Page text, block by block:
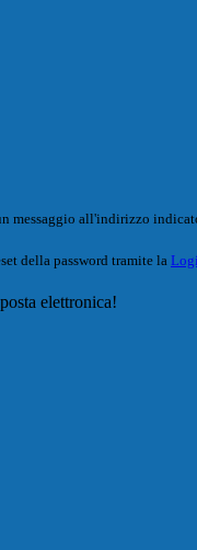
messaggio all'indirizzo
della password tramite la
elettronica!